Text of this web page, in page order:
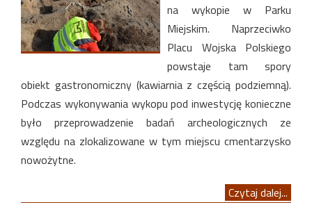
na wykopie w Parku
Miejskim. Naprzeciwko
Placu Wojska Polskiego
powstaje tam spory
obiekt gastronomiczny (kawiarnia z częścią podziemną).
Podczas wykonywania wykopu pod inwestycję konieczne
było przeprowadzenie badań archeologicznych ze
względu na zlokalizowane w tym miejscu cmentarzysko
nowożytne.
Czytaj dalej...